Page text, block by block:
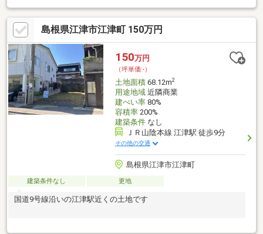
島根県江津市江津町 150万円
150万円
（坪単価:-）
土地面積68.12m2
用途地域近隣商業
建ぺい率80%
容積率200%
建築条件なし
ＪＲ山陰本線 江津駅 徒歩9分
その他の交通
島根県江津市江津町
建築条件なし 更地
国道9号線沿いの江津駅近くの土地です